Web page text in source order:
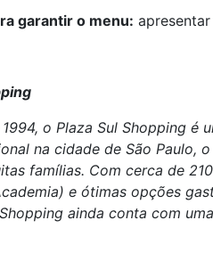
garantir o menu:
o Plaza Sul Shopping
na cidade de São Paulo,
famílias. Com cerca de
e ótimas opções
ainda conta com